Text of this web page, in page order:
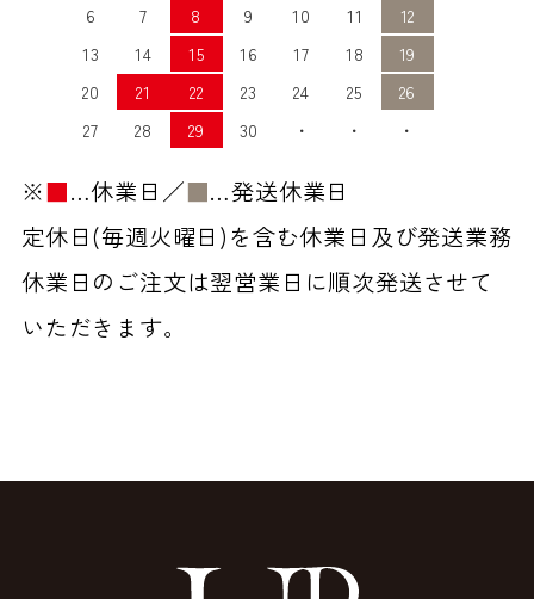
6
7 8 9 10 11
12
13
14 15 16 17 18
19
20
21 22 23 24 25
26
27
28 29 30 ・ ・ ・
※■…休業日／■…発送休業日
定休日(毎週火曜日)を含む休業日及び発送業務
休業日のご注文は翌営業日に順次発送させて
いただきます。